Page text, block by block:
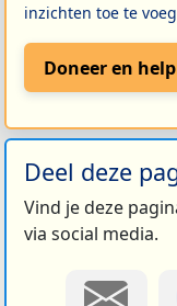
inzichten toe te
Doneer en
Deel deze
Vind je deze
via social media.